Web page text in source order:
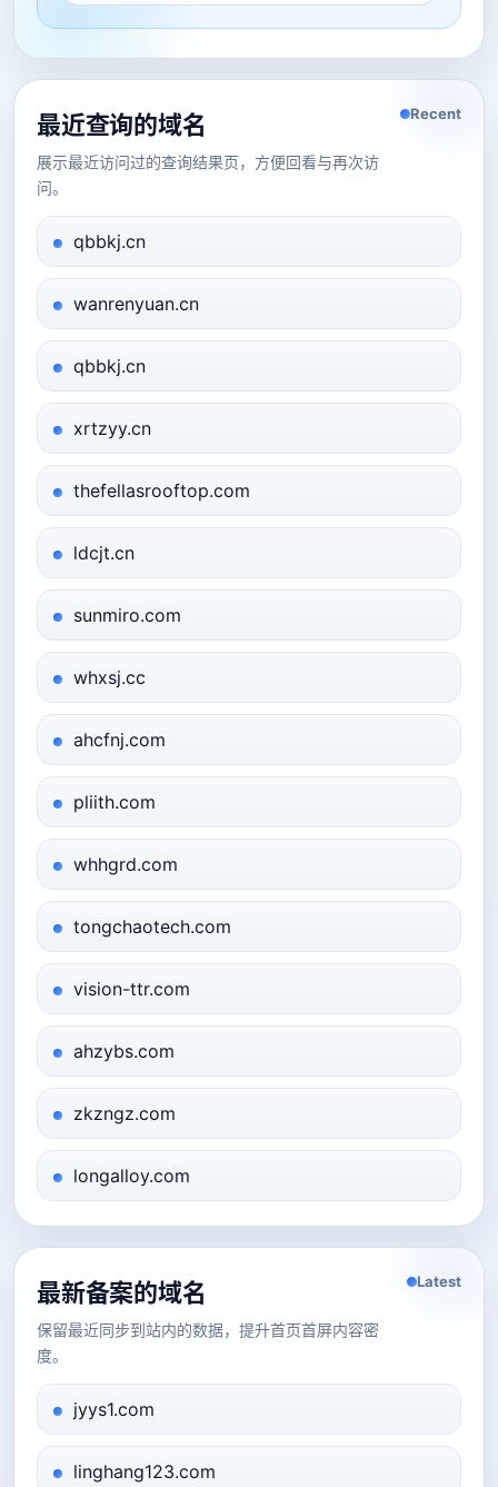
最近查询的域名
展示最近访问过的查询结果页，方便回看与再次访
问。
Recent
qbbkj.cn
wanrenyuan.cn
qbbkj.cn
xrtzyy.cn
thefellasrooftop.com
ldcjt.cn
sunmiro.com
whxsj.cc
ahcfnj.com
pliith.com
whhgrd.com
tongchaotech.com
vision-ttr.com
ahzybs.com
zkzngz.com
longalloy.com
最新备案的域名
保留最近同步到站内的数据，提升首页首屏内容密
度。
Latest
jyys1.com
linghang123.com